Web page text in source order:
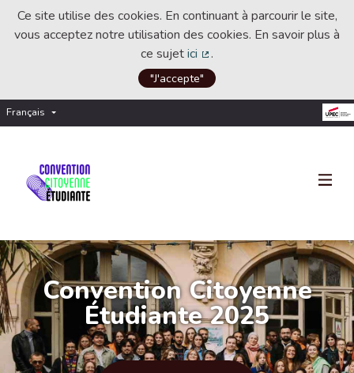
Ce site utilise des cookies. En continuant à parcourir le site,
vous acceptez notre utilisation des cookies. En savoir plus à
ce sujetici
(Lien externe)
.
"J'accepte"
Français Choisir la langue
Convention Citoyenne
Étudiante 2025